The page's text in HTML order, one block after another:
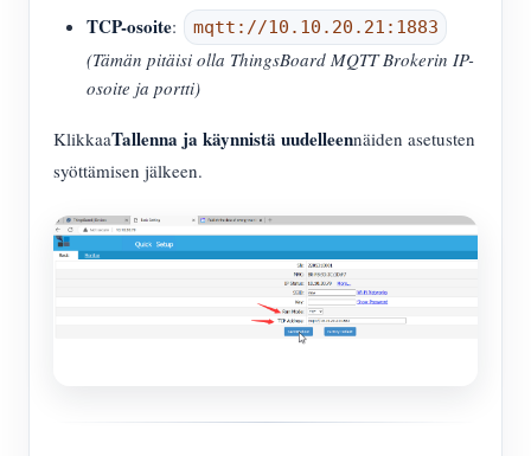
TCP-osoite: mqtt://10.10.20.21:1883
(Tämän pitäisi olla ThingsBoard MQTT Brokerin IP-
osoite ja portti)
KlikkaaTallenna ja käynnistä uudelleennäiden asetusten
syöttämisen jälkeen.